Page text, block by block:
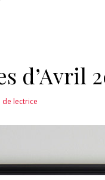
d’Avril
de lectrice